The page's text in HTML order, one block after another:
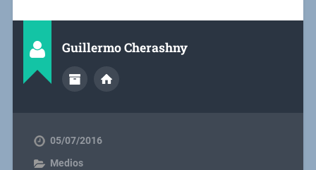
Guillermo Cherashny
05/07/2016
Medios